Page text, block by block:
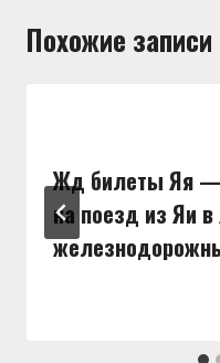
Похожие записи
Жд билеты Яя —
на поезд из Яи